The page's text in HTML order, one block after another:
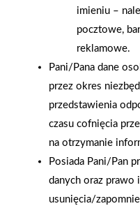
firmowa eSkarbonka
rzecz gastroenterologii
dziecięcej
imieniu –
pocztowe,
reklamowe.
Pani/Pana dane
przez okres
przedstawienia
czasu cofnięcia
na otrzymanie
Posiada Pani/Pan
danych oraz prawo
usunięcia/